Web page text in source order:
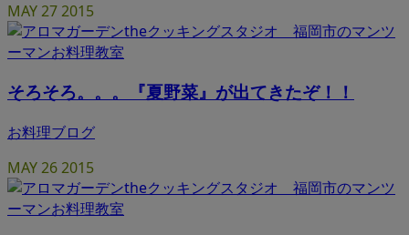
MAY272015
そろそろ。。。『夏野菜』が出てきたぞ！！
お料理ブログ
MAY262015